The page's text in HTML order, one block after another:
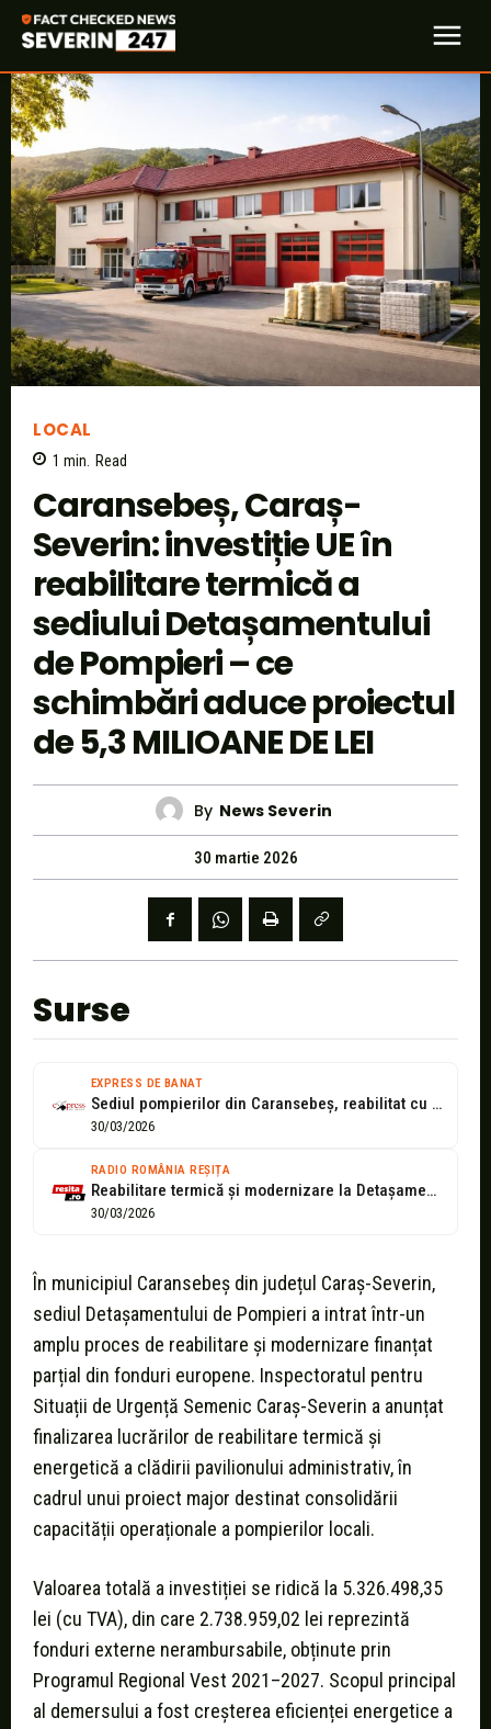
LOCAL
1 min. Read
Caransebeș, Caraș-
Severin: investiție UE în
reabilitare termică a
sediului Detașamentului
de Pompieri – ce
schimbări aduce proiectul
de 5,3 MILIOANE DE LEI
By News Severin
30 martie 2026
Surse
EXPRESS DE BANAT
Sediul pompierilor din Caransebeș, reabilitat cu fonduri europene
30/03/2026
RADIO ROMÂNIA REȘIȚA
Reabilitare termică și modernizare la Detașamentul de Pompieri Caransebeș: investiție de peste...
30/03/2026
În municipiul Caransebeș din județul Caraș-Severin,
sediul Detașamentului de Pompieri a intrat într-un
amplu proces de reabilitare și modernizare finanțat
parțial din fonduri europene. Inspectoratul pentru
Situații de Urgență Semenic Caraș-Severin a anunțat
finalizarea lucrărilor de reabilitare termică și
energetică a clădirii pavilionului administrativ, în
cadrul unui proiect major destinat consolidării
capacității operaționale a pompierilor locali.
Valoarea totală a investiției se ridică la 5.326.498,35
lei (cu TVA), din care 2.738.959,02 lei reprezintă
fonduri externe nerambursabile, obținute prin
Programul Regional Vest 2021–2027. Scopul principal
al demersului a fost creșterea eficienței energetice a